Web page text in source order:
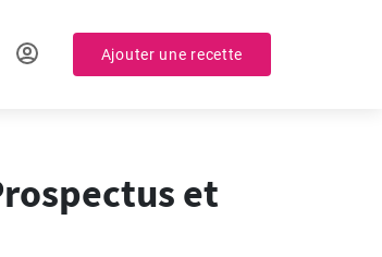
Ajouter une recette
et